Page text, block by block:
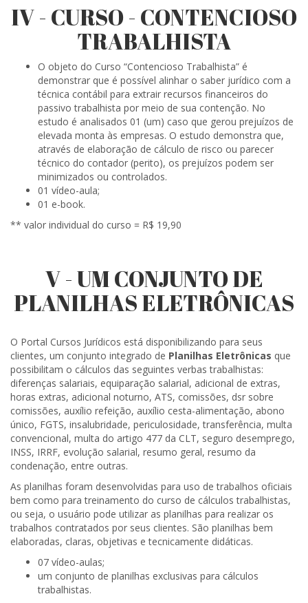
IV - CURSO - CONTENCIOSO
TRABALHISTA
O objeto do Curso “Contencioso Trabalhista” é
demonstrar que é possível alinhar o saber jurídico com a
técnica contábil para extrair recursos financeiros do
passivo trabalhista por meio de sua contenção. No
estudo é analisados 01 (um) caso que gerou prejuízos de
elevada monta às empresas. O estudo demonstra que,
através de elaboração de cálculo de risco ou parecer
técnico do contador (perito), os prejuízos podem ser
minimizados ou controlados.
01 vídeo-aula;
01 e-book.
** valor individual do curso = R$ 19,90
V - UM CONJUNTO DE
PLANILHAS ELETRÔNICAS
O Portal Cursos Jurídicos está disponibilizando para seus
clientes, um conjunto integrado de Planilhas Eletrônicas que
possibilitam o cálculos das seguintes verbas trabalhistas:
diferenças salariais, equiparação salarial, adicional de extras,
horas extras, adicional noturno, ATS, comissões, dsr sobre
comissões, auxílio refeição, auxílio cesta-alimentação, abono
único, FGTS, insalubridade, periculosidade, transferência, multa
convencional, multa do artigo 477 da CLT, seguro desemprego,
INSS, IRRF, evolução salarial, resumo geral, resumo da
condenação, entre outras.
As planilhas foram desenvolvidas para uso de trabalhos oficiais
bem como para treinamento do curso de cálculos trabalhistas,
ou seja, o usuário pode utilizar as planilhas para realizar os
trabalhos contratados por seus clientes. São planilhas bem
elaboradas, claras, objetivas e tecnicamente didáticas.
07 vídeo-aulas;
um conjunto de planilhas exclusivas para cálculos
trabalhistas.